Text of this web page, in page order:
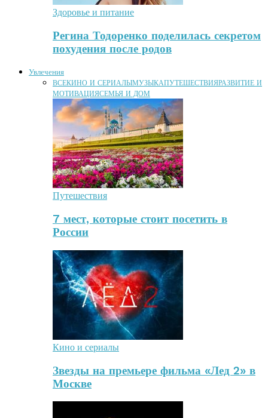
Здоровье и питание
Регина Тодоренко поделилась секретом
похудения после родов
Увлечения
ВСЕКИНО И СЕРИАЛЫМУЗЫКАПУТЕШЕСТВИЯРАЗВИТИЕ И
МОТИВАЦИЯСЕМЬЯ И ДОМ
Путешествия
7 мест, которые стоит посетить в
России
Кино и сериалы
Звезды на премьере фильма «Лед 2» в
Москве